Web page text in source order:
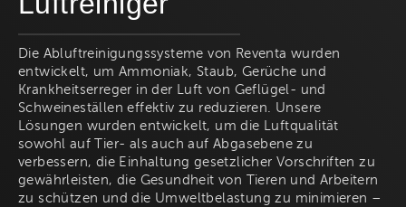
Die Abluftreinigungssysteme von Reventa wurden
entwickelt, um Ammoniak, Staub, Gerüche und
Krankheitserreger in der Luft von Geflügel- und
Schweineställen effektiv zu reduzieren. Unsere
Lösungen wurden entwickelt, um die Luftqualität
sowohl auf Tier- als auch auf Abgasebene zu
verbessern, die Einhaltung gesetzlicher Vorschriften zu
gewährleisten, die Gesundheit von Tieren und Arbeitern
zu schützen und die Umweltbelastung zu minimieren –